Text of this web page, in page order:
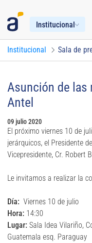
Institucional
Institucional Sala de
Asunción de las
Antel
09 julio 2020
El próximo viernes 10 de
jerárquicos, el Presidente
Vicepresidente, Cr. Robert
Le invitamos a realizar la
Día: Viernes 10 de julio
Hora: 14:30
Lugar: Sala Idea Vilariño,
Guatemala esq. Paraguay